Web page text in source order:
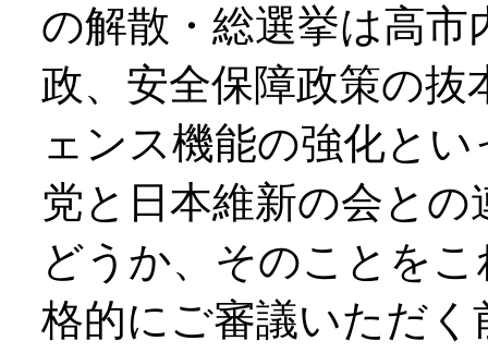
の解散・総選挙は高
政、安全保障政策の
ェンス機能の強化と
党と日本維新の会と
どうか、そのことを
格的にご審議いただ